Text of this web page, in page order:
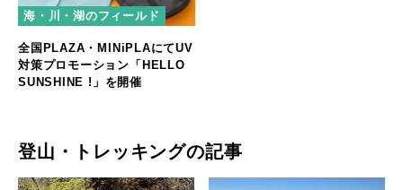
海・川・湖のフィールド
全国PLAZA・MINiPLAにてUV
対策プロモーション「HELLO
SUNSHINE !」を開催
登山・トレッキングの記事